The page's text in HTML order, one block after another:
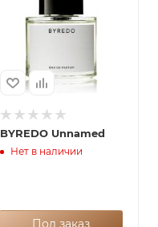
BYREDO Unnamed
Нет в наличии
Под заказ